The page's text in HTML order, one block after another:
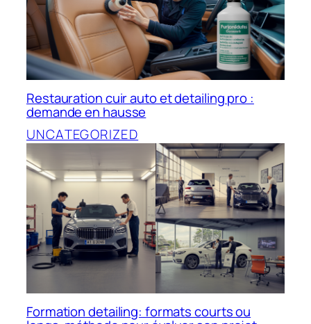
Restauration cuir auto et detailing pro :
demande en hausse
UNCATEGORIZED
Formation detailing: formats courts ou